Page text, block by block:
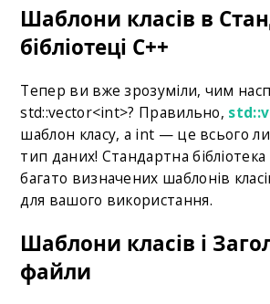
Шаблони класів в
бібліотеці С++
Тепер ви вже зрозуміли, чим
std::vector<int>? Правильно,
шаблон класу, а int — це всього
тип даних! Стандартна
багато визначених шаблонів
для вашого використання.
Шаблони класів і
файли